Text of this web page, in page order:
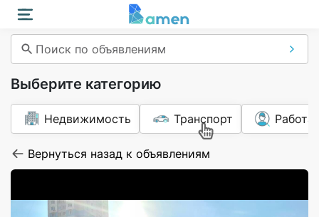
Поиск по объявлениям
Выберите категорию
Недвижимость Транспорт Работа
Вернуться назад к объявлениям